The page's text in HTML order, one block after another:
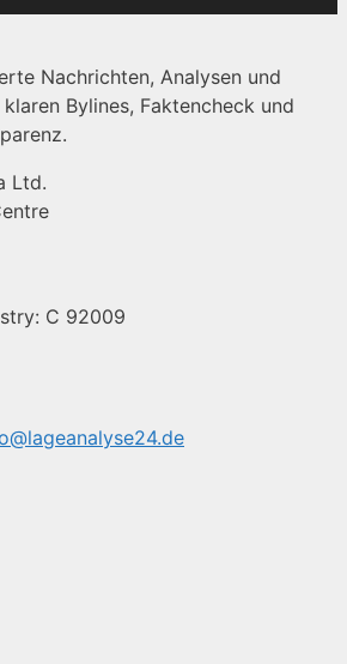
Nachrichten, Analysen und
Bylines, Faktencheck und
Ltd.
C 92009